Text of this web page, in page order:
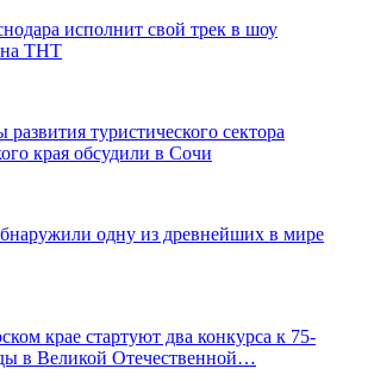
исполнит свой трек в шоу
на ТНТ
туристического сектора
края обсудили в Сочи
одну из древнейших в мире
крае стартуют два конкурса к 75-
в Великой Отечественной…